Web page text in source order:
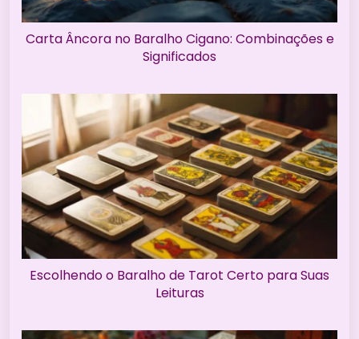
Carta Âncora no Baralho Cigano: Combinações e
Significados
Escolhendo o Baralho de Tarot Certo para Suas
Leituras